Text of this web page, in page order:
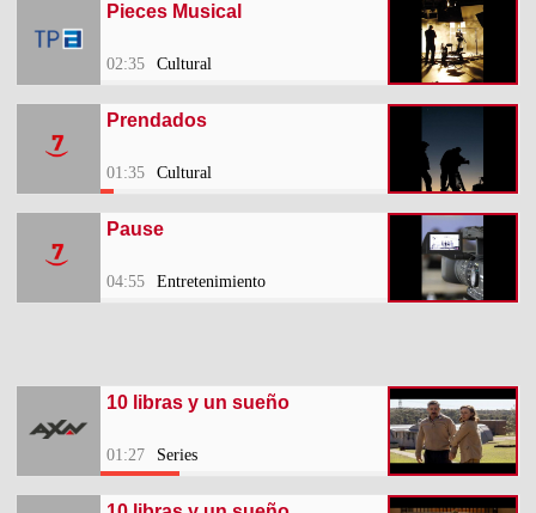
Pieces Musical
02:35 Cultural
Prendados
01:35 Cultural
Pause
04:55 Entretenimiento
10 libras y un sueño
01:27 Series